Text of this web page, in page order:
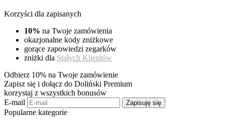
Korzyści dla zapisanych
10% na Twoje zamówienia
okazjonalne kody zniżkowe
gorące zapowiedzi zegarków
zniżki dla Stałych Klientów
Odbierz 10% na Twoje zamówienie
Zapisz się i dołącz do Doliński Premium
korzystaj z wszystkich bonusów
E-mail
Zapisuję się
Popularne kategorie